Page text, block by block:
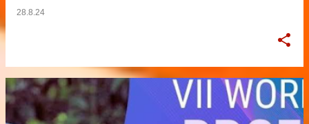
28.8.24